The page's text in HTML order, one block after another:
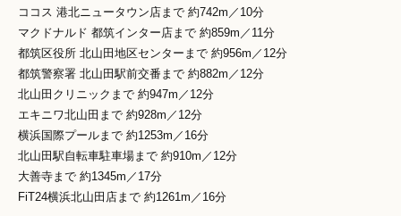
ココス 港北ニュータウン店まで 約742m／10分
マクドナルド 都筑インター店まで 約859m／11分
都筑区役所 北山田地区センターまで 約956m／12分
都筑警察署 北山田駅前交番まで 約882m／12分
北山田クリニックまで 約947m／12分
エキニワ北山田まで 約928m／12分
横浜国際プールまで 約1253m／16分
北山田駅自転車駐車場まで 約910m／12分
大善寺まで 約1345m／17分
FiT24横浜北山田店まで 約1261m／16分